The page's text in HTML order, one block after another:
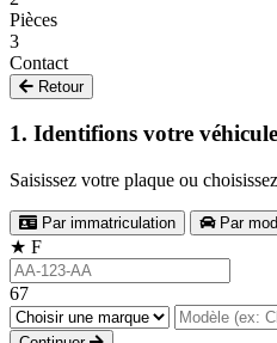
Pièces
3
Contact
Retour
1. Identifions votre véhicule
Saisissez votre plaque ou
Par immatriculation Par
★ F
67